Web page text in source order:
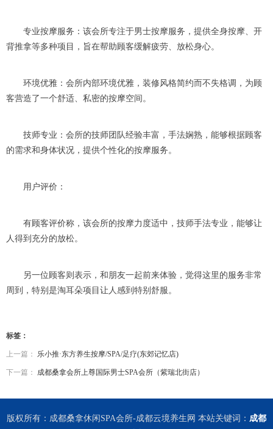
专业按摩服务：该会所专注于男士按摩服务，提供全身按摩、开
背推拿等多种项目，旨在帮助顾客缓解疲劳、放松身心。
环境优雅：会所内部环境优雅，装修风格简约而不失格调，为顾
客营造了一个舒适、私密的按摩空间。
技师专业：会所的技师团队经验丰富，手法娴熟，能够根据顾客
的需求和身体状况，提供个性化的按摩服务。
用户评价：
有顾客评价称，该会所的按摩力度适中，技师手法专业，能够让
人得到充分的放松。
另一位顾客则表示，和朋友一起前来体验，觉得这里的服务非常
周到，特别是淘耳朵项目让人感到特别舒服。
标签：
上一篇： 乐小推·东方养生按摩/SPA/足疗(东郊记忆店)
下一篇： 成都桑拿会所上尊国际男士SPA会所（紫瑞北街店）
版权所有：成都桑拿休闲SPA会所-成都云境养生网 本站关键词： 成都